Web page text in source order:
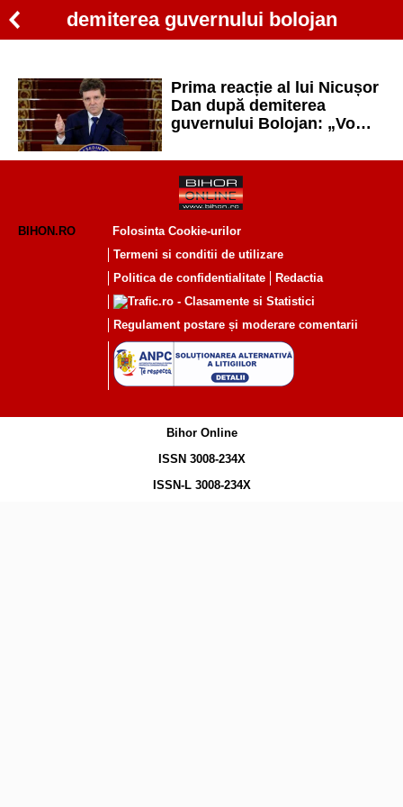
demiterea guvernului bolojan
Prima reacție al lui Nicușor
Dan după demiterea
guvernului Bolojan: „Vom
occidental într-un termen
rezonabil”
BIHON.RO
Folosinta Cookie-urilor
Termeni si conditii de utilizare
Politica de confidentialitate
Redactia
Regulament postare și moderare comentarii
Bihor Online
ISSN 3008-234X
ISSN-L 3008-234X